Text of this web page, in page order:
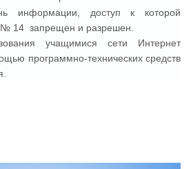
информации, доступ к которой
запрещен и разрешен.
учащимися сети Интернет
программно-технических средств